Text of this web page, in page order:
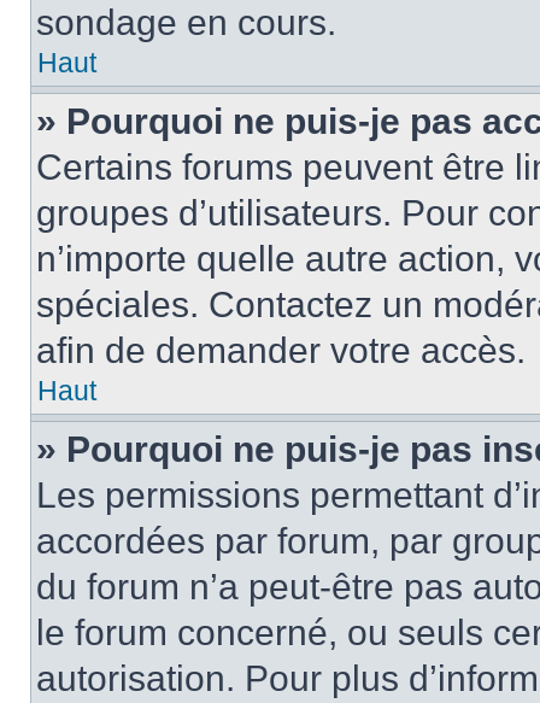
sondage en cours.
Haut
» Pourquoi ne puis-je pas
Certains forums peuvent être
groupes d’utilisateurs. Pour
n’importe quelle autre action,
spéciales. Contactez un
afin de demander votre accès.
Haut
» Pourquoi ne puis-je pas
Les permissions permettant
accordées par forum, par
du forum n’a peut-être pas
le forum concerné, ou seuls
autorisation. Pour plus